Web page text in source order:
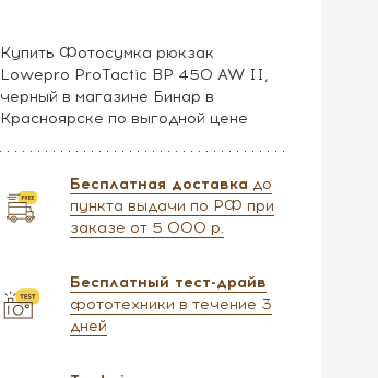
Купить Фотосумка рюкзак
Lowepro ProTactic BP 450 AW II,
черный в магазине Бинар в
Красноярске по выгодной цене
Бесплатная доставка до
пункта выдачи по РФ при
заказе от 5 000 р.
Бесплатный тест-драйв
фототехники в течение 3
дней